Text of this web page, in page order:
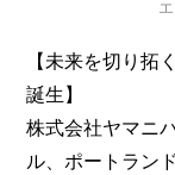
【未来を切り拓
誕生】
株式会社ヤマニ
ル、ポートラン